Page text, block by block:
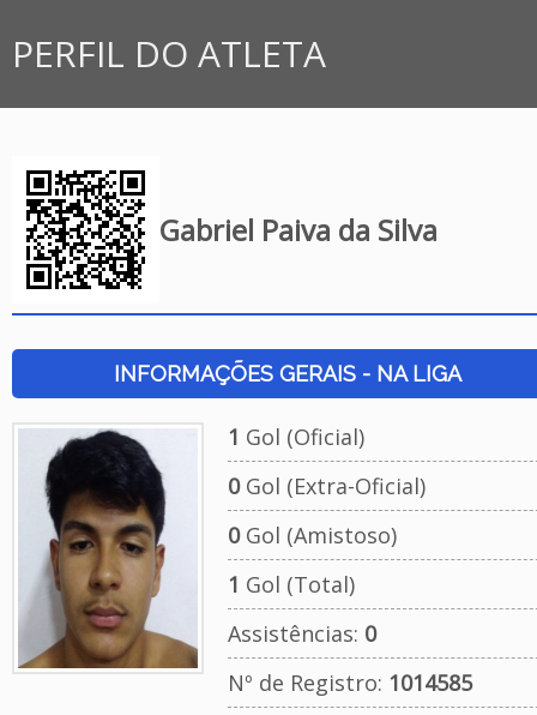
PERFIL DO ATLETA
Gabriel Paiva da Silva
INFORMAÇÕES GERAIS - NA LIGA
1 Gol (Oficial)
0Gol (Extra-Oficial)
0Gol (Amistoso)
1 Gol (Total)
Assistências: 0
Nº de Registro: 1014585